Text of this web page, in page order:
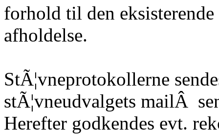
forhold til den
afholdelse.
StÃ¦vneprotokollerne
stÃ¦vneudvalgets mailÂ
Herefter godkendes evt.